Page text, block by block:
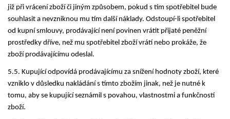
již při vrácení zboží či jiným způsobem, pokud s tím spotřebitel bude
souhlasit a nevzniknou mu tím další náklady. Odstoupí-li spotřebitel
od kupní smlouvy, prodávající není povinen vrátit přijaté peněžní
prostředky dříve, než mu spotřebitel zboží vrátí nebo prokáže, že
zboží prodávajícímu odeslal.
5.5. Kupující odpovídá prodávajícímu za snížení hodnoty zboží, které
vzniklo v důsledku nakládání s tímto zbožím jinak, než je nutné k
tomu, aby se kupující seznámil s povahou, vlastnostmi a funkčností
zboží.